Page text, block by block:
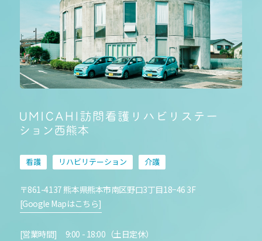
看護 リハビリテーション 介護
〒861-4137 熊本県熊本市南区野口3丁目18−46 3F
[Google Mapはこちら]
[営業時間] 9:00 - 18:00（土日定休）